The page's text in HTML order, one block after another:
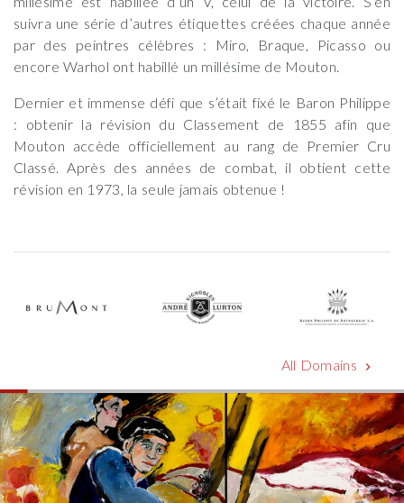
suivra une série d’autres étiquettes créées chaque année
par des peintres célèbres : Miro, Braque, Picasso ou
encore Warhol ont habillé un millésime de Mouton.
Dernier et immense défi que s’était fixé le Baron Philippe
: obtenir la révision du Classement de 1855 afin que
Mouton accède officiellement au rang de Premier Cru
Classé. Après des années de combat, il obtient cette
révision en 1973, la seule jamais obtenue !
All Domains chevron_right